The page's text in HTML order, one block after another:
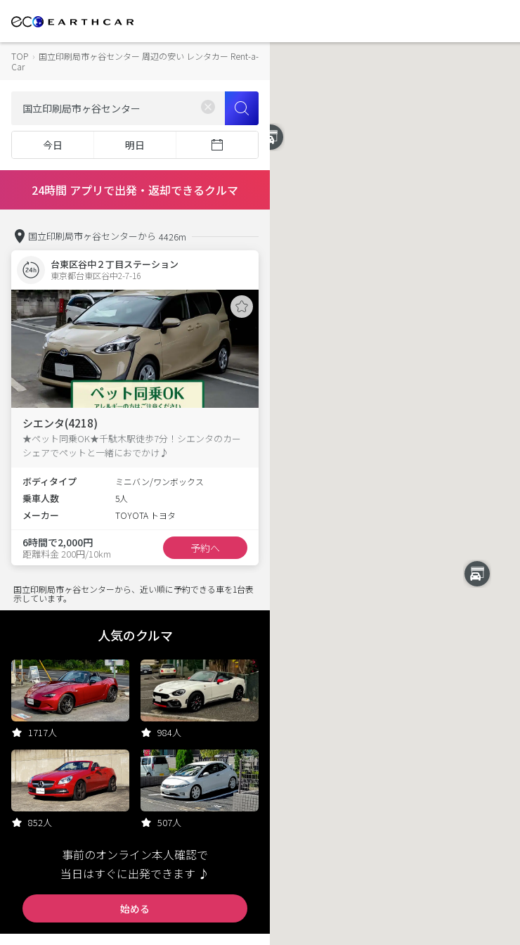
TOP › 国立印刷局市ヶ谷センター 周辺の安い レンタカー Rent-a-
Car
今日 明日
24時間 アプリで出発・返却できるクルマ
国立印刷局市ヶ谷センターから 4426m
台東区谷中２丁目ステーション
東京都台東区谷中2-7-16
シエンタ(4218)
★ペット同乗OK★千駄木駅徒歩7分！シエンタのカー
シェアでペットと一緒におでかけ♪
ボディタイプ ミニバン/ワンボックス
乗車人数 5人
メーカー TOYOTA トヨタ
6時間で2,000円
距離料金 200円/10km 予約へ
国立印刷局市ヶ谷センターから、近い順に予約できる車を1台表
示しています。
人気のクルマ
1717人 984人
852人 507人
事前のオンライン本人確認で
当日はすぐに出発できます ♪
始める